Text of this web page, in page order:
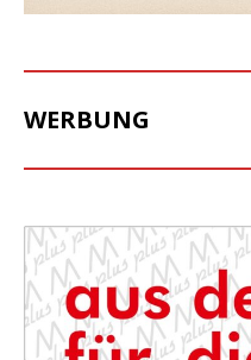
WERBUNG